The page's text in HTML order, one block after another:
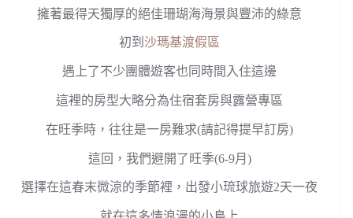
擁著最得天獨厚的絕佳珊瑚海海景與豐沛的綠意
初到 沙瑪基渡假區
遇上了不少團體遊客也同時間入住這邊
這裡的房型大略分為住宿套房與露營專區
在旺季時，往往是一房難求(請記得提早訂房)
這回，我們避開了旺季(6-9月)
選擇在這春末微涼的季節裡，出發小琉球旅遊2天一夜